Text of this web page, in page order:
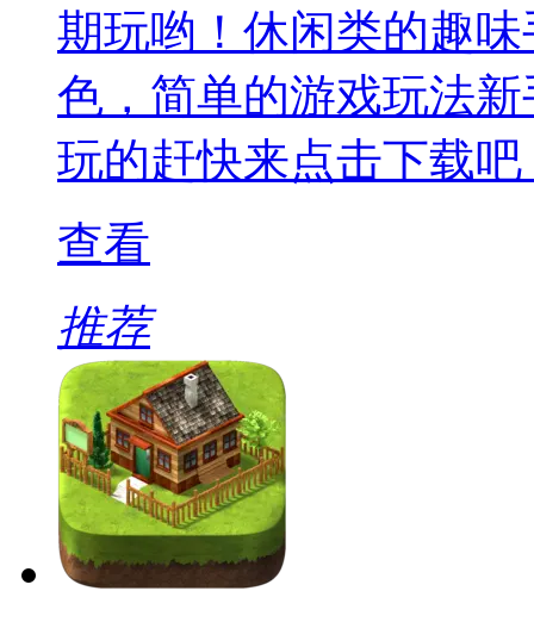
期玩哟！休闲类的趣
色，简单的游戏玩法
玩的赶快来点击下载吧
查看
推荐